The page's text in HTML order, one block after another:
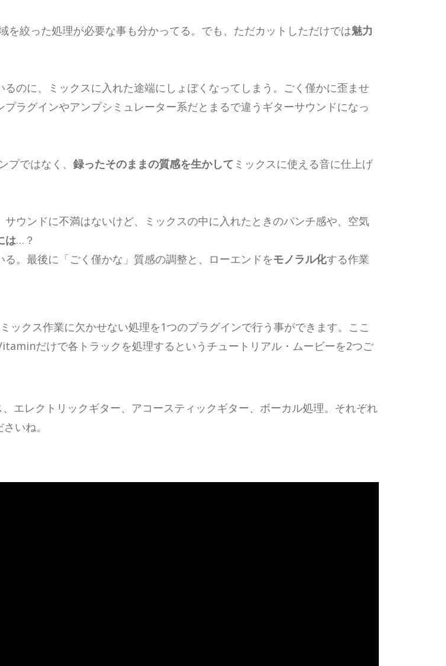
を絞った処理が必要な事も分かってる。でも、ただカットしただけでは魅力
のに、ミックスに入れた途端にしょぼくなってしまう。ごく僅かに歪ませ
ラグインやアンプシミュレーター系だとまるで違うギターサウンドになっ
ではなく、 録ったそのままの質感を生かして ミックスに使える音に仕上げ
ウンドに不満はないけど、ミックスの中に入れたときのパンチ感や、空気
は…？
。最後に「ごく僅かな」質感の調整と、ローエンドをモノラル化する作業
クス作業に欠かせない処理を1つのプラグインで行う事ができます。ここ
だけで各トラックを処理するというチュートリアル・ムービーを2つご
エレクトリックギター、アコースティックギター、ボーカル処理。それぞれ
いね。